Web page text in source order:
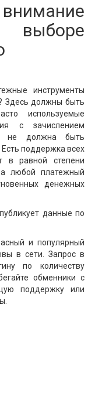
инструменты
Здесь должны быть
используемые
с зачислением
не должна быть
поддержка всех
в равной степени
любой платежный
денежных
данные по
и популярный
в сети. Запрос в
по количеству
обменники с
поддержку или